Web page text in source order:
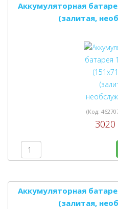
Аккумуляторная
(залитая,
(Код:
3020
Аккумуляторная
(залитая,